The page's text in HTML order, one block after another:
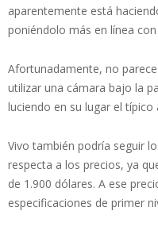
aparentemente está
poniéndolo más en línea
Afortunadamente, no
utilizar una cámara bajo la
luciendo en su lugar el
Vivo también podría seguir
respecta a los precios, ya
de 1.900 dólares. A ese
especificaciones de primer